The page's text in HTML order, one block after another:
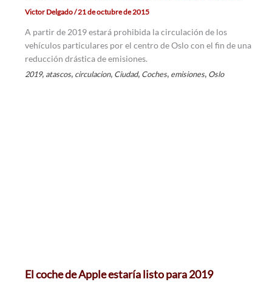
Victor Delgado/21 de octubre de 2015
A partir de 2019 estará prohibida la circulación de los
vehículos particulares por el centro de Oslo con el fin de una
reducción drástica de emisiones.
2019, atascos, circulacion, Ciudad, Coches, emisiones, Oslo
El coche de Apple estaría listo para 2019